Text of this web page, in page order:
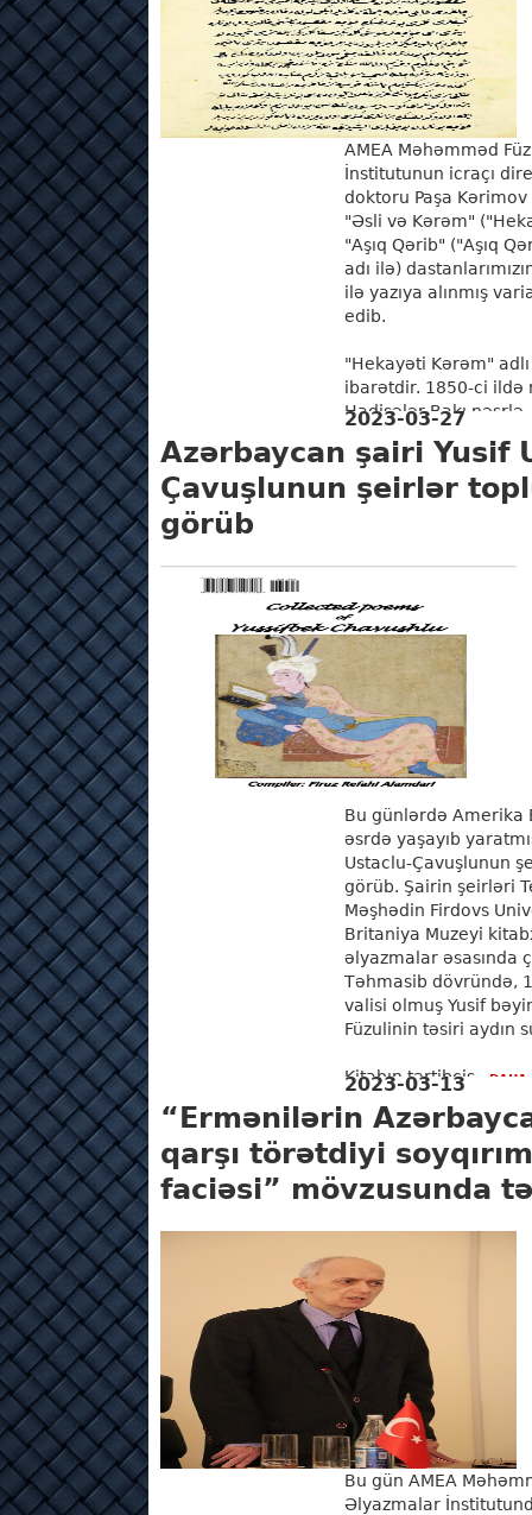
AMEA Məhəmməd
İnstitutunun icraçı
doktoru Paşa
"Əsli və Kərəm"
"Aşıq Qərib" ("Aşıq
adı ilə)
ilə yazıya alınmış
edib.
"Hekayəti Kərəm"
ibarətdir. 1850-ci ildə
Hadisələr Bakı
2023-03-27
Azərbaycan şairi Yusif
Çavuşlunun şeirlər
görüb
Bu günlərdə Amerika
əsrdə yaşayıb
Ustaclu-Çavuşlunun
görüb. Şairin şeirləri
Məşhədin Firdovs
Britaniya Muzeyi
əlyazmalar əsasında
Təhmasib dövründə,
valisi olmuş Yusif
Füzulinin təsiri aydın
Kitabın tərtibçis... DAHA
2023-03-13
“Ermənilərin
qarşı törətdiyi
faciəsi” mövzusunda
Bu gün AMEA
Əlyazmalar